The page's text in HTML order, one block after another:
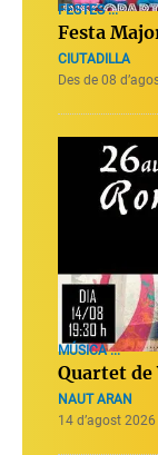
FESTES ...
Festa
CIUTADILLA
Des de 08
MÚSICA ...
Quartet de
NAUT ARAN
14 d’agost 2026